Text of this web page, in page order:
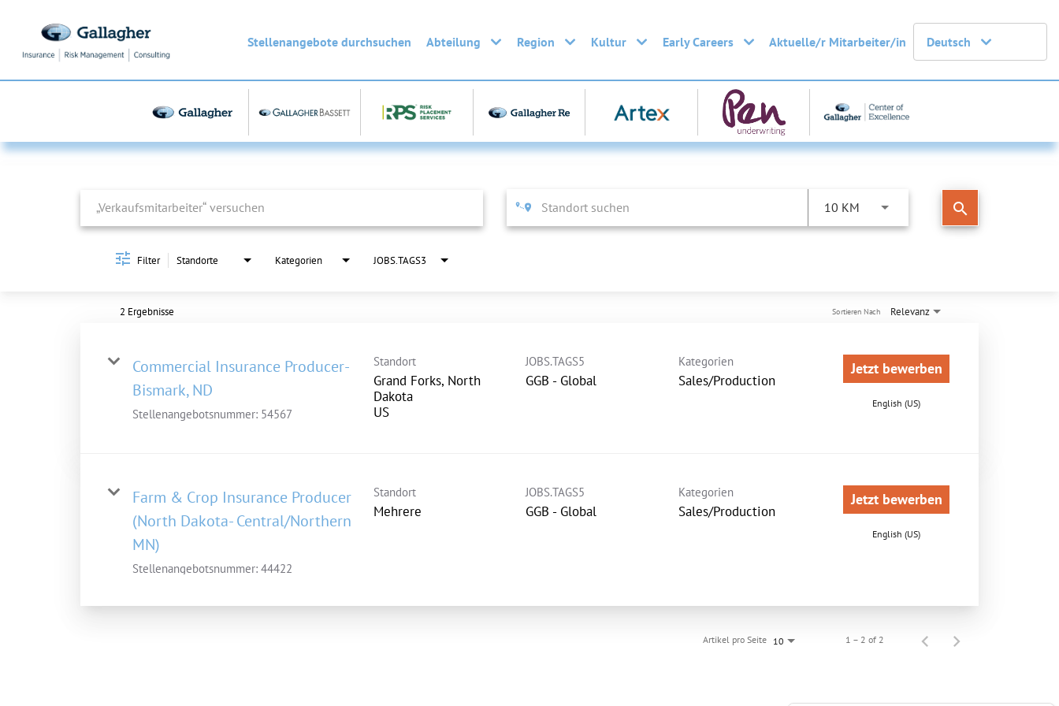
Stellenangebote durchsuchen Abteilung Region Kultur Early Careers Aktuelle/r Mitarbeiter/in Deutsch
Job Search Page
10 KM search
Filter Standorte Kategorien JOBS.TAGS3
2 Ergebnisse Relevanz
Sortieren Nach
Commercial Insurance Producer-
Bismark, ND
Stellenangebotsnummer: 54567
Standort
Grand Forks, North
Dakota
JOBS.TAGS5
GGB - Global
Kategorien
Sales/Production
Jetzt bewerben
English (US)
Farm & Crop Insurance Producer
(North Dakota- Central/Northern
MN)
Stellenangebotsnummer: 44422
Standort
Mehrere
JOBS.TAGS5
GGB - Global
Kategorien
Sales/Production
Jetzt bewerben
English (US)
Artikel pro Seite 10 1 – 2 of 2